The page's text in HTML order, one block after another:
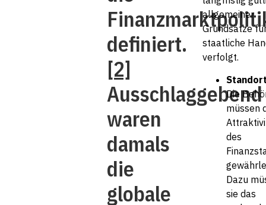
definiert.
[2]
Ausschlaggebend
waren
damals
die
globale
allgemeiner
Grundsätze
staatliche
verfolgt.
Die
müssen
des
Dazu
sie das